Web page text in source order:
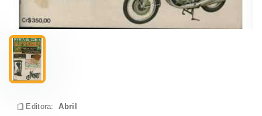
Editora:Abril